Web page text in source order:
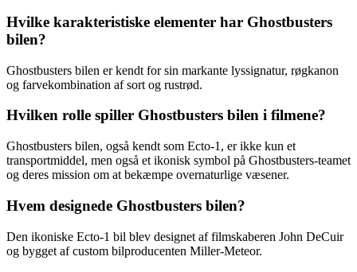
Hvilke karakteristiske elementer har Ghostbusters
bilen?
Ghostbusters bilen er kendt for sin markante lyssignatur, røgkanon
og farvekombination af sort og rustrød.
Hvilken rolle spiller Ghostbusters bilen i filmene?
Ghostbusters bilen, også kendt som Ecto-1, er ikke kun et
transportmiddel, men også et ikonisk symbol på Ghostbusters-teamet
og deres mission om at bekæmpe overnaturlige væsener.
Hvem designede Ghostbusters bilen?
Den ikoniske Ecto-1 bil blev designet af filmskaberen John DeCuir
og bygget af custom bilproducenten Miller-Meteor.